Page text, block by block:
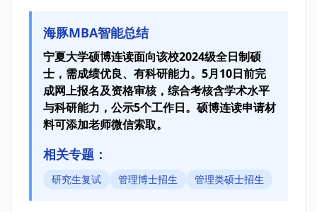
海豚MBA智能总结
宁夏大学硕博连读面向该校2024级全日制硕
士，需成绩优良、有科研能力。5月10日前完
成网上报名及资格审核，综合考核含学术水平
与科研能力，公示5个工作日。硕博连读申请材
料可添加老师微信索取。
相关专题：
研究生复试 管理博士招生 管理类硕士招生